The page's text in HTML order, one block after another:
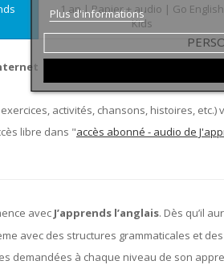
1 an | Papier + audio | Go English
Kids
activités, chansons, histoires,
libre dans "accès abonné - audio de
avec J’apprends l’anglais. Dès qu’il
avec des structures grammaticales et
demandées à chaque niveau de son
Plus d'informations